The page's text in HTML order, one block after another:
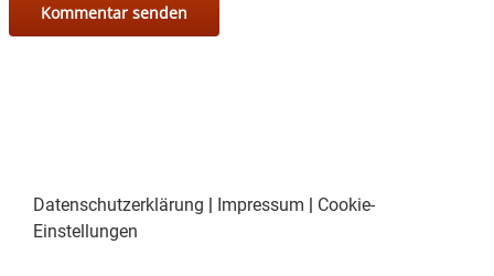
Datenschutzerklärung | Impressum | Cookie-
Einstellungen